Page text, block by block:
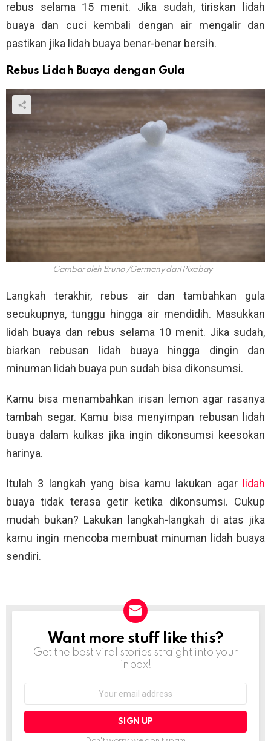
rebus selama 15 menit. Jika sudah, tiriskan lidah
buaya dan cuci kembali dengan air mengalir dan
pastikan jika lidah buaya benar-benar bersih.
Rebus Lidah Buaya dengan Gula
Gambar oleh Bruno /Germany dari Pixabay
Langkah terakhir, rebus air dan tambahkan gula
secukupnya, tunggu hingga air mendidih. Masukkan
lidah buaya dan rebus selama 10 menit. Jika sudah,
biarkan rebusan lidah buaya hingga dingin dan
minuman lidah buaya pun sudah bisa dikonsumsi.
Kamu bisa menambahkan irisan lemon agar rasanya
tambah segar. Kamu bisa menyimpan rebusan lidah
buaya dalam kulkas jika ingin dikonsumsi keesokan
harinya.
Itulah 3 langkah yang bisa kamu lakukan agar
lidah
buaya tidak terasa getir ketika dikonsumsi. Cukup
mudah bukan? Lakukan langkah-langkah di atas jika
kamu ingin mencoba membuat minuman lidah buaya
sendiri.
NEWSLETTER
Want more stuff like this?
Get the best viral stories straight into your
inbox!